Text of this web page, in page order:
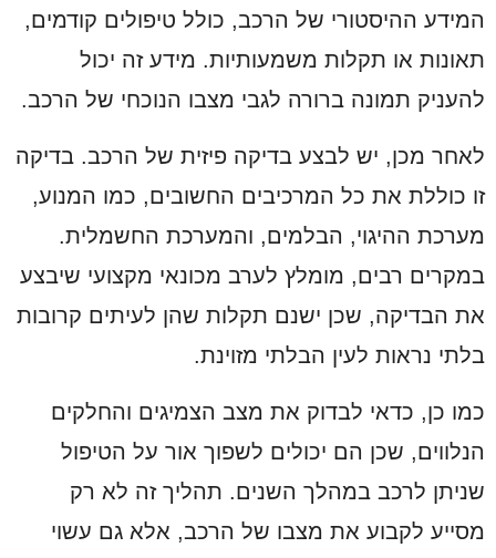
המידע ההיסטורי של הרכב, כולל טיפולים קודמים,
תאונות או תקלות משמעותיות. מידע זה יכול
להעניק תמונה ברורה לגבי מצבו הנוכחי של הרכב.
לאחר מכן, יש לבצע בדיקה פיזית של הרכב. בדיקה
זו כוללת את כל המרכיבים החשובים, כמו המנוע,
מערכת ההיגוי, הבלמים, והמערכת החשמלית.
במקרים רבים, מומלץ לערב מכונאי מקצועי שיבצע
את הבדיקה, שכן ישנם תקלות שהן לעיתים קרובות
בלתי נראות לעין הבלתי מזוינת.
כמו כן, כדאי לבדוק את מצב הצמיגים והחלקים
הנלווים, שכן הם יכולים לשפוך אור על הטיפול
שניתן לרכב במהלך השנים. תהליך זה לא רק
מסייע לקבוע את מצבו של הרכב, אלא גם עשוי